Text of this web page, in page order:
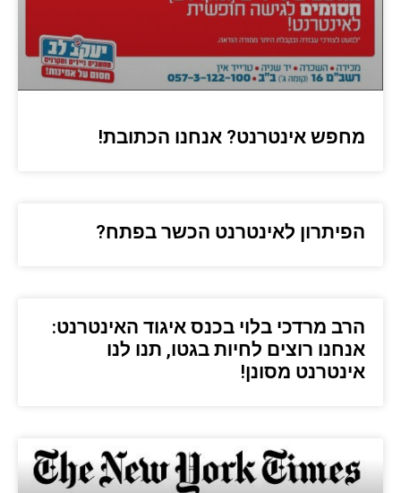
מחפש אינטרנט? אנחנו הכתובת!
הפיתרון לאינטרנט הכשר בפתח?
הרב מרדכי בלוי בכנס איגוד האינטרנט:
אנחנו רוצים לחיות בגטו, תנו לנו
אינטרנט מסונן!